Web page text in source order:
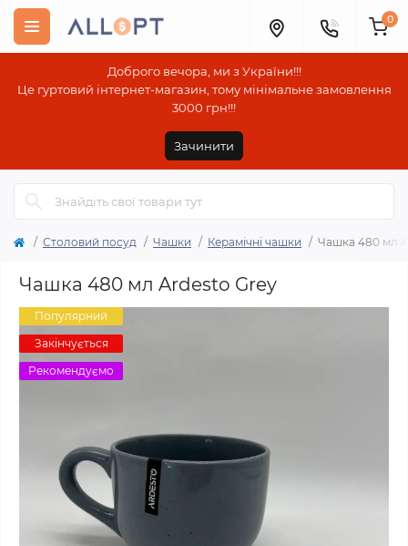
Доброго вечора, ми з України!!!
Це гуртовий інтернет-магазин, тому мінімальне замовлення
3000 грн!!!
Зачинити
0
Столовий посуд Чашки Керамічні чашки Чашка 480 мл
Чашка 480 мл Ardesto Grey
Популярний
Закінчується
Рекомендуємо